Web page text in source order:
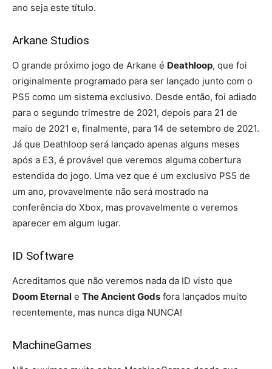
ano seja este título.
Arkane Studios
O grande próximo jogo de Arkane é Deathloop, que foi
originalmente programado para ser lançado junto com o
PS5 como um sistema exclusivo. Desde então, foi adiado
para o segundo trimestre de 2021, depois para 21 de
maio de 2021 e, finalmente, para 14 de setembro de 2021.
Já que Deathloop será lançado apenas alguns meses
após a E3, é provável que veremos alguma cobertura
estendida do jogo. Uma vez que é um exclusivo PS5 de
um ano, provavelmente não será mostrado na
conferência do Xbox, mas provavelmente o veremos
aparecer em algum lugar.
ID Software
Acreditamos que não veremos nada da ID visto que
Doom Eternal e The Ancient Gods fora lançados muito
recentemente, mas nunca diga NUNCA!
MachineGames